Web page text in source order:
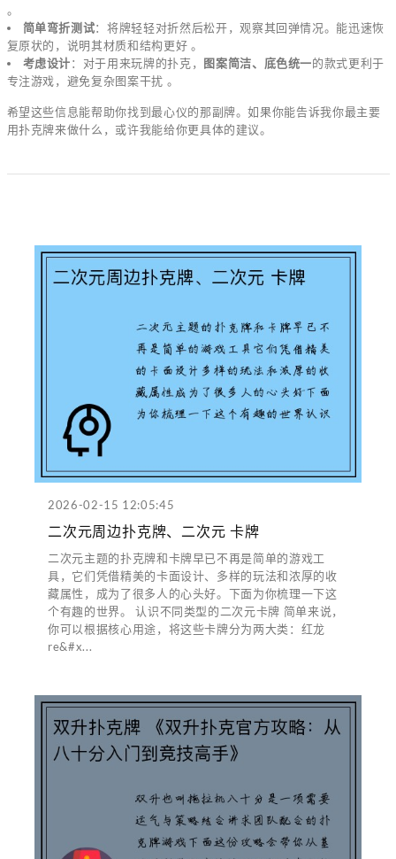
。
简单弯折测试：将牌轻轻对折然后松开，观察其回弹情况。能迅速恢
复原状的，说明其材质和结构更好 。
考虑设计：对于用来玩牌的扑克， 图案简洁、底色统一的款式更利于
专注游戏，避免复杂图案干扰 。
希望这些信息能帮助你找到最心仪的那副牌。如果你能告诉我你最主要
用扑克牌来做什么，或许我能给你更具体的建议。
2026-02-15 12:05:45
二次元周边扑克牌、二次元 卡牌
二次元主题的扑克牌和卡牌早已不再是简单的游戏工
具，它们凭借精美的卡面设计、多样的玩法和浓厚的收
藏属性，成为了很多人的心头好。下面为你梳理一下这
个有趣的世界。 认识不同类型的二次元卡牌 简单来说，
你可以根据核心用途，将这些卡牌分为两大类：红龙
re&#x...